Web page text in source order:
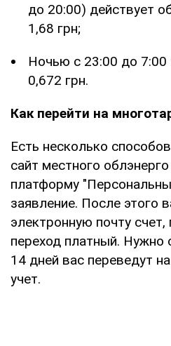
до 20:00) действует
1,68 грн;
Ночью с 23:00 до 7:00
0,672 грн.
Как перейти на
Есть несколько
сайт местного
платформу
заявление. После этого
электронную почту счет,
переход платный. Нужно
14 дней вас переведут
учет.